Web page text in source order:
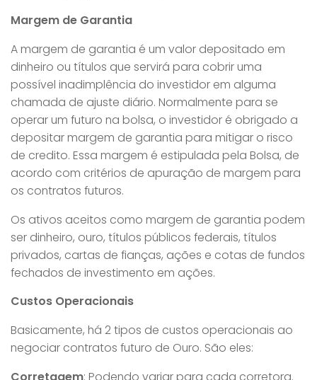
Margem de Garantia
A margem de garantia é um valor depositado em
dinheiro ou títulos que servirá para cobrir uma
possível inadimplência do investidor em alguma
chamada de ajuste diário. Normalmente para se
operar um futuro na bolsa, o investidor é obrigado a
depositar margem de garantia para mitigar o risco
de credito. Essa margem é estipulada pela Bolsa, de
acordo com critérios de apuração de margem para
os contratos futuros.
Os ativos aceitos como margem de garantia podem
ser dinheiro, ouro, títulos públicos federais, títulos
privados, cartas de fianças, ações e cotas de fundos
fechados de investimento em ações.
Custos Operacionais
Basicamente, há 2 tipos de custos operacionais ao
negociar contratos futuro de Ouro. São eles: